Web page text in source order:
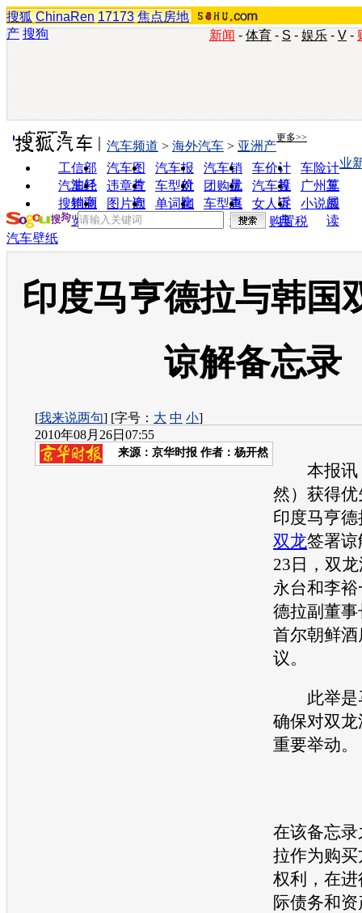
搜狐 ChinaRen 17173 焦点房地
产 搜狗 新闻 - 体育 - S - 娱乐 - V -
实用工具 更多>>
工信部
油耗
汽车图
片
汽车报
价
汽车销
量
车价计
算
车险计
算
汽车经
销商
违章查
询
车型对
比
团购优
惠
汽车投
诉
广州车
展
搜狗浏
览器
图片欣
赏
单词翻
车型查
询
女人宝
典
小说阅
读
汽车频道 > 海外汽车 > 亚洲产
业
购置税
汽车壁纸
印度马亨德拉与韩国
谅解备忘录
[我来说两句] [字号： 大 中 小]
2010年08月26日07:55
来源： 京华时报 作者：杨开然
本报讯
然）获得
印度马亨
双龙签署
23日， 双龙
永台和李
德拉副董
首尔朝鲜
议。
此举是
确保对双龙
重要举动。
在该备忘
拉作为购
权利，在
际债务和